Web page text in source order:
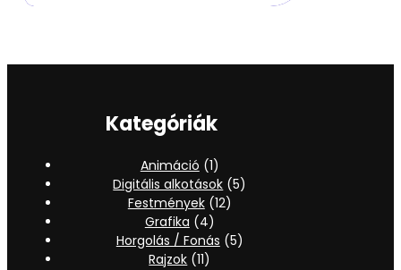
Kategóriák
Animáció (1)
Digitális alkotások (5)
Festmények(12)
Grafika (4)
Horgolás / Fonás (5)
Rajzok (11)